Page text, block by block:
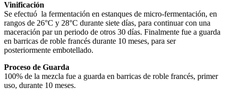
Vinificación
Se efectuó la fermentación en estan­ques de micro-fermentación, en
rangos de 26°C y 28°C durante siete días, para continuar con una
macera­ción par un periodo de otros 30 días. Finalmente fue a guarda
en barricas de roble francés durante 10 meses, para ser
posteriormente embotellado.
Proceso de Guarda
100% de la mezcla fue a guarda en barricas de roble francés, primer
uso, durante 10 meses.